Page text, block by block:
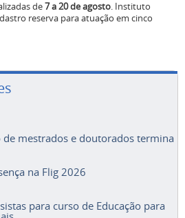
de7 a 20 de agosto. Instituto
reserva para atuação em cinco
de mestrados e doutorados termina
na Flig 2026
para curso de Educação para